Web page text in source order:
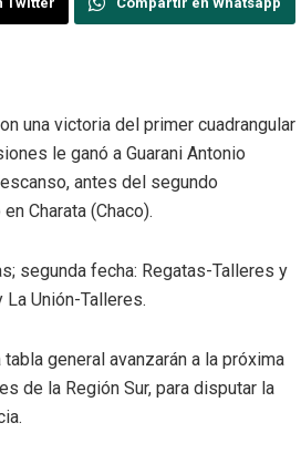
una victoria del primer cuadrangular
le ganó a Guarani Antonio
antes del segundo
Charata (Chaco).
segunda fecha: Regatas-Talleres y
La Unión-Talleres.
general avanzarán a la próxima
de la Región Sur, para disputar la